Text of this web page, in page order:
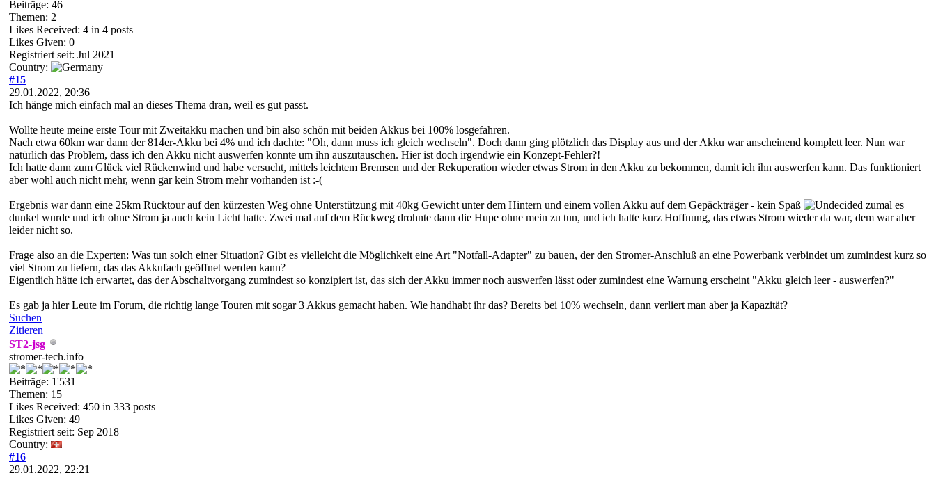
Beiträge: 46
Themen: 2
Likes Received: 4 in 4 posts
Likes Given: 0
Registriert seit: Jul 2021
Country:
#15
29.01.2022, 20:36
Ich hänge mich einfach mal an dieses Thema dran, weil es gut passt.
Wollte heute meine erste Tour mit Zweitakku machen und bin also schön mit beiden Akkus bei 100% losgefahren.
Nach etwa 60km war dann der 814er-Akku bei 4% und ich dachte: "Oh, dann muss ich gleich wechseln". Doch dann ging plötzlich das Display aus und der Akku war anscheinend komplett leer. Nun war
natürlich das Problem, dass ich den Akku nicht auswerfen konnte um ihn auszutauschen. Hier ist doch irgendwie ein Konzept-Fehler?!
Ich hatte dann zum Glück viel Rückenwind und habe versucht, mittels leichtem Bremsen und der Rekuperation wieder etwas Strom in den Akku zu bekommen, damit ich ihn auswerfen kann. Das funktioniert
aber wohl auch nicht mehr, wenn gar kein Strom mehr vorhanden ist :-(
Ergebnis war dann eine 25km Rücktour auf den kürzesten Weg ohne Unterstützung mit 40kg Gewicht unter dem Hintern und einem vollen Akku auf dem Gepäckträger - kein Spaß
zumal es
dunkel wurde und ich ohne Strom ja auch kein Licht hatte. Zwei mal auf dem Rückweg drohnte dann die Hupe ohne mein zu tun, und ich hatte kurz Hoffnung, das etwas Strom wieder da war, dem war aber
leider nicht so.
Frage also an die Experten: Was tun solch einer Situation? Gibt es vielleicht die Möglichkeit eine Art "Notfall-Adapter" zu bauen, der den Stromer-Anschluß an eine Powerbank verbindet um zumindest kurz so
viel Strom zu liefern, das das Akkufach geöffnet werden kann?
Eigentlich hätte ich erwartet, das der Abschaltvorgang zumindest so konzipiert ist, das sich der Akku immer noch auswerfen lässt oder zumindest eine Warnung erscheint "Akku gleich leer - auswerfen?"
Es gab ja hier Leute im Forum, die richtig lange Touren mit sogar 3 Akkus gemacht haben. Wie handhabt ihr das? Bereits bei 10% wechseln, dann verliert man aber ja Kapazität?
Suchen
Zitieren
ST2-jsg
stromer-tech.info
Beiträge: 1'531
Themen: 15
Likes Received: 450 in 333 posts
Likes Given: 49
Registriert seit: Sep 2018
Country:
#16
29.01.2022, 22:21